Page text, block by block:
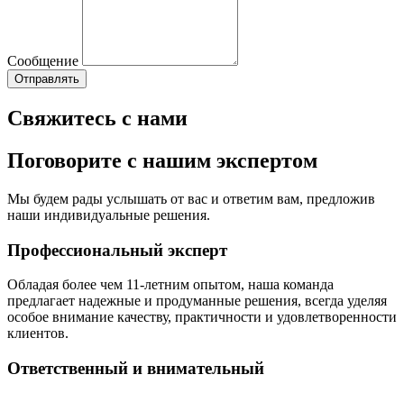
Сообщение
Отправлять
Свяжитесь с нами
Поговорите с нашим экспертом
Мы будем рады услышать от вас и ответим вам, предложив
наши индивидуальные решения.
Профессиональный эксперт
Обладая более чем 11-летним опытом, наша команда
предлагает надежные и продуманные решения, всегда уделяя
особое внимание качеству, практичности и удовлетворенности
клиентов.
Ответственный и внимательный